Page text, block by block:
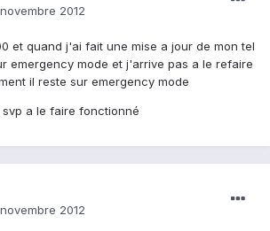
2012
et quand j'ai fait une mise a jour de mon tel
emergency mode et j'arrive pas a le refaire
il reste sur emergency mode
a le faire fonctionné
2012